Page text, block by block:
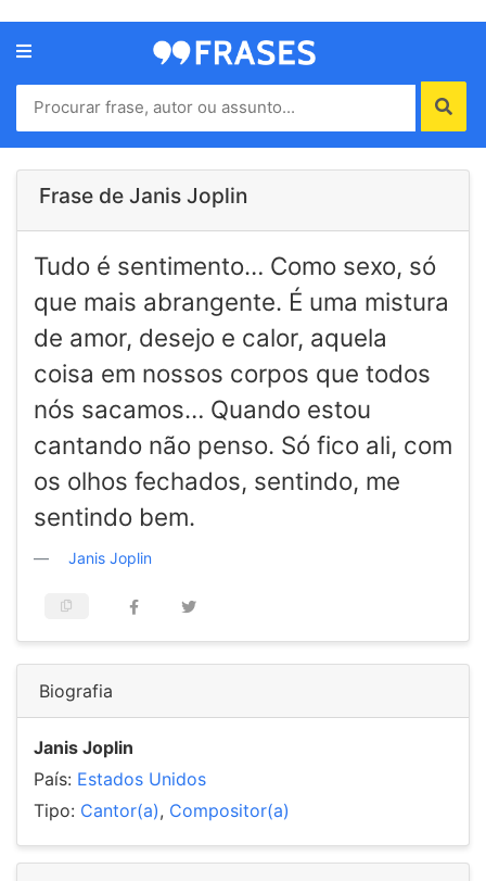
Menu
Home
Autores
de
Contato
Frase de Janis Joplin
Tudo é sentimento… Como sexo, só
que mais abrangente. É uma mistura
de amor, desejo e calor, aquela
coisa em nossos corpos que todos
nós sacamos… Quando estou
cantando não penso. Só fico ali, com
os olhos fechados, sentindo, me
sentindo bem.
Janis Joplin
Biografia
Janis Joplin
País: Estados Unidos
Tipo: Cantor(a), Compositor(a)